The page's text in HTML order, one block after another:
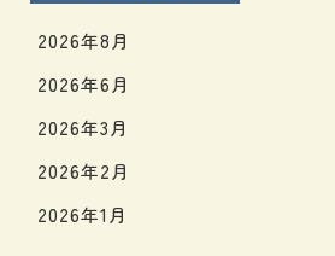
2026年8月
2026年6月
2026年3月
2026年2月
2026年1月